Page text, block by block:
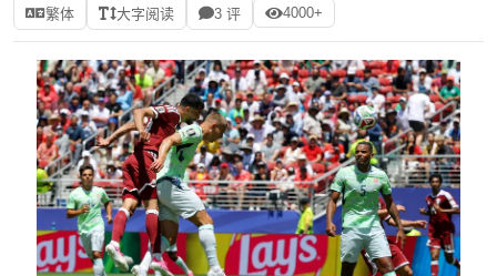
繁体 大字阅读 3 评 4000+